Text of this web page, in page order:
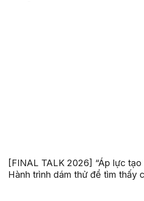
[FINAL TALK 2026] “Áp lực tạo
Hành trình dám thử để tìm thấy